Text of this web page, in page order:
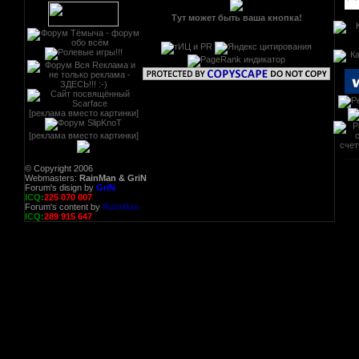
[реклама вместо картинки]
[реклама вместо картинки]
Тут может быть ваша кнопка!
© Copyright 2006
Webmasters: RainMan & GriN
Forum's disign by GriN
ICQ:225 070 007
Forum's content by RainMan
ICQ:289 915 647